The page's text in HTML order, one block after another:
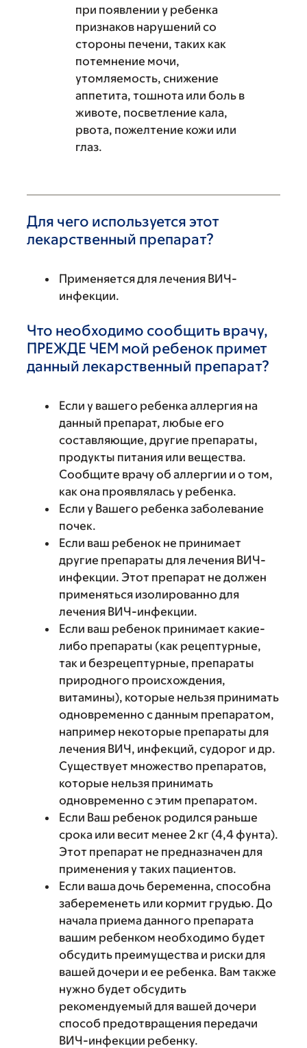
при появлении у ребенка
признаков нарушений со
стороны печени, таких как
потемнение мочи,
утомляемость, снижение
аппетита, тошнота или боль в
животе, посветление кала,
рвота, пожелтение кожи или
глаз.
Для чего используется этот
лекарственный препарат?
Применяется для лечения ВИЧ-
инфекции.
Что необходимо сообщить врачу,
ПРЕЖДЕ ЧЕМ мой ребенок примет
данный лекарственный препарат?
Если у вашего ребенка аллергия на
данный препарат, любые его
составляющие, другие препараты,
продукты питания или вещества.
Сообщите врачу об аллергии и о том,
как она проявлялась у ребенка.
Если у Вашего ребенка заболевание
почек.
Если ваш ребенок не принимает
другие препараты для лечения ВИЧ-
инфекции. Этот препарат не должен
применяться изолированно для
лечения ВИЧ-инфекции.
Если ваш ребенок принимает какие-
либо препараты (как рецептурные,
так и безрецептурные, препараты
природного происхождения,
витамины), которые нельзя принимать
одновременно с данным препаратом,
например некоторые препараты для
лечения ВИЧ, инфекций, судорог и др.
Существует множество препаратов,
которые нельзя принимать
одновременно с этим препаратом.
Если Ваш ребенок родился раньше
срока или весит менее 2 кг (4,4 фунта).
Этот препарат не предназначен для
применения у таких пациентов.
Если ваша дочь беременна, способна
забеременеть или кормит грудью. До
начала приема данного препарата
вашим ребенком необходимо будет
обсудить преимущества и риски для
вашей дочери и ее ребенка. Вам также
нужно будет обсудить
рекомендуемый для вашей дочери
способ предотвращения передачи
ВИЧ-инфекции ребенку.